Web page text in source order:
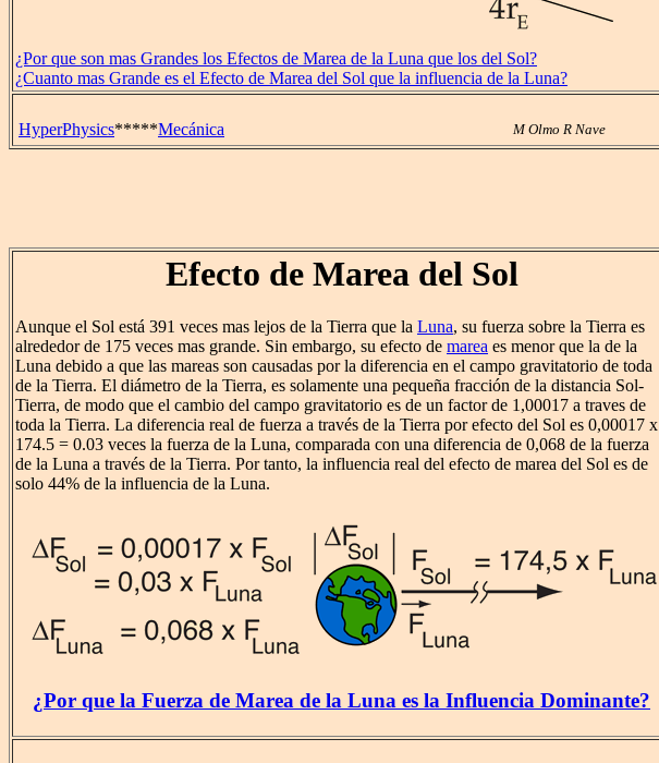
¿Por que son mas Grandes los Efectos de Marea de la Luna que los del Sol?
¿Cuanto mas Grande es el Efecto de Marea del Sol que la influencia de la Luna?
HyperPhysics*****Mecánica M Olmo R Nave
Efecto de Marea del Sol
Aunque el Sol está 391 veces mas lejos de la Tierra que la Luna, su fuerza sobre la Tierra es
alrededor de 175 veces mas grande. Sin embargo, su efecto de marea es menor que la de la
Luna debido a que las mareas son causadas por la diferencia en el campo gravitatorio de toda
de la Tierra. El diámetro de la Tierra, es solamente una pequeña fracción de la distancia Sol-
Tierra, de modo que el cambio del campo gravitatorio es de un factor de 1,00017 a traves de
toda la Tierra. La diferencia real de fuerza a través de la Tierra por efecto del Sol es 0,00017 x
174.5 = 0.03 veces la fuerza de la Luna, comparada con una diferencia de 0,068 de la fuerza
de la Luna a través de la Tierra. Por tanto, la influencia real del efecto de marea del Sol es de
solo 44% de la influencia de la Luna.
¿Por que la Fuerza de Marea de la Luna es la Influencia Dominante?